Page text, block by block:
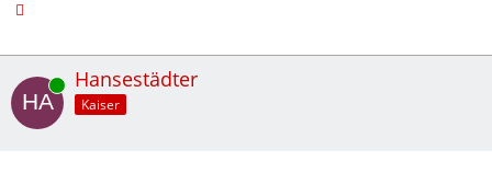
Online Hansestädter
Kaiser